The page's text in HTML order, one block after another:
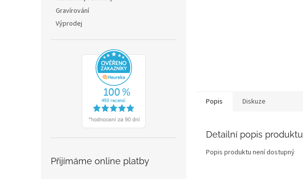
Gravírování
Výprodej
Přijímáme online platby
Popis Diskuze
Detailní popis produktu
Popis produktu není dostupný